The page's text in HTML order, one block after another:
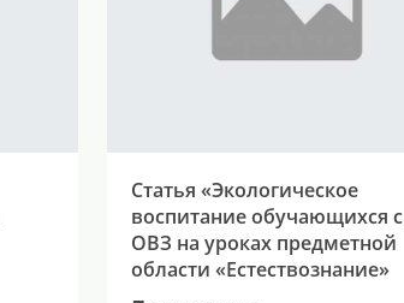
Статья «Экологическое
воспитание обучающихся с
ОВЗ на уроках предметной
области «Естествознание»